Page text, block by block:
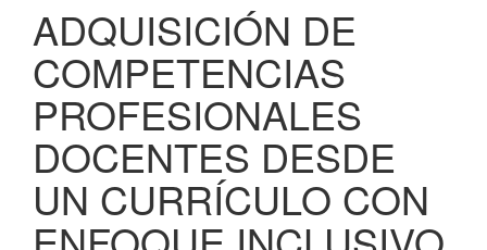
ADQUISICIÓN DE
COMPETENCIAS
PROFESIONALES
DOCENTES DESDE
UN CURRÍCULO CON